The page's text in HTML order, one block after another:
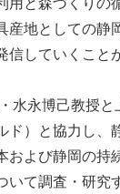
産地としての静
信していくこと
水永博己教授と
ド）と協力し、
および静岡の持
いて調査・研究